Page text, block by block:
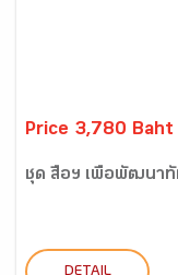
Price 3,780 Baht
ชุด สื่อฯ เพื่อพัฒนา